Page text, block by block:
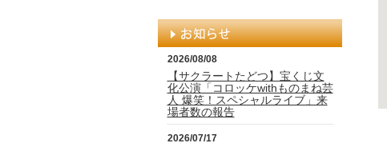
2026/08/08
【サクラートたどつ】宝くじ文
化公演「コロッケwithものまね芸
人 爆笑！スペシャルライブ」来
場者数の報告
2026/07/17